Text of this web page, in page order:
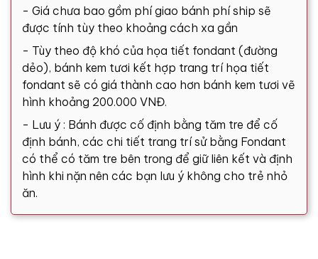
- Giá chưa bao gồm phí giao bánh phí ship sẽ
được tính tùy theo khoảng cách xa gần
- Tùy theo độ khó của họa tiết fondant (đường
dẻo), bánh kem tươi kết hợp trang trí họa tiết
fondant sẽ có giá thành cao hơn bánh kem tươi vẽ
hình khoảng 200.000 VNĐ.
- Lưu ý : Bánh được cố định bằng tăm tre để cố
định bánh, các chi tiết trang trí sử bằng Fondant
có thể có tăm tre bên trong để giữ liên kết và định
hình khi nặn nên các bạn lưu ý không cho trẻ nhỏ
ăn.